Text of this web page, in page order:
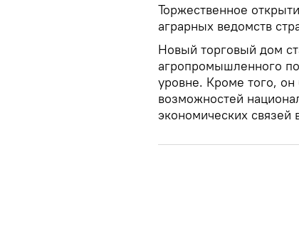
Торжественное
аграрных ведомств
Новый торговый дом
агропромышленного
уровне. Кроме того, он
возможностей
экономических связей